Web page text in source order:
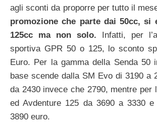
agli sconti da proporre per tutto il
promozione che parte dai 50cc, si
125cc ma non solo. Infatti, per
sportiva GPR 50 o 125, lo sconto
Euro. Per la gamma della Senda 50
base scende dalla SM Evo di 3190 a
da 2430 invece che 2790, mentre per
ed Avdenture 125 da 3690 a 3330
3890 euro.